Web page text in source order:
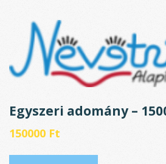
Egyszeri adomány –
150000 Ft